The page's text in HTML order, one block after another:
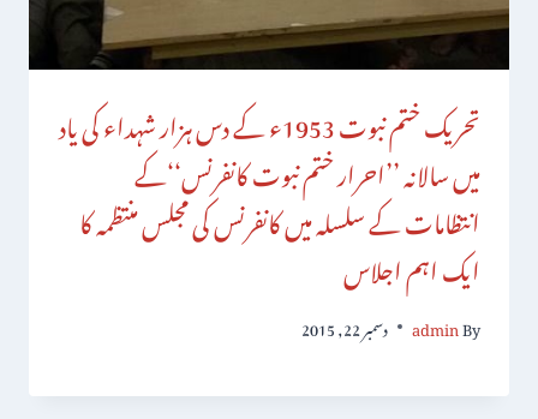
تحریک ختم نبوت 1953ء کے دس ہزار شہداء کی یاد
میں سالانہ ’’احرار ختم نبوت کانفرنس‘‘کے
انتظامات کے سلسلہ میں کانفرنس کی مجلس منتظمہ کا
ایک اہم اجلاس
By
admin دسمبر 22, 2015